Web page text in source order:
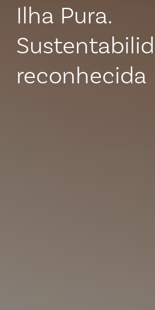
Ilha Pura.
reconhecida